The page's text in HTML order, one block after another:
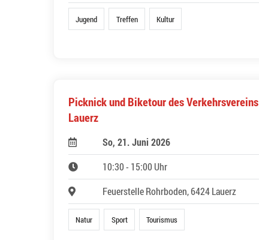
Jugend Treffen Kultur
Picknick und Biketour des Verkehrsvereins
Lauerz
So, 21. Juni 2026
10:30 - 15:00 Uhr
Feuerstelle Rohrboden, 6424 Lauerz
Natur Sport Tourismus